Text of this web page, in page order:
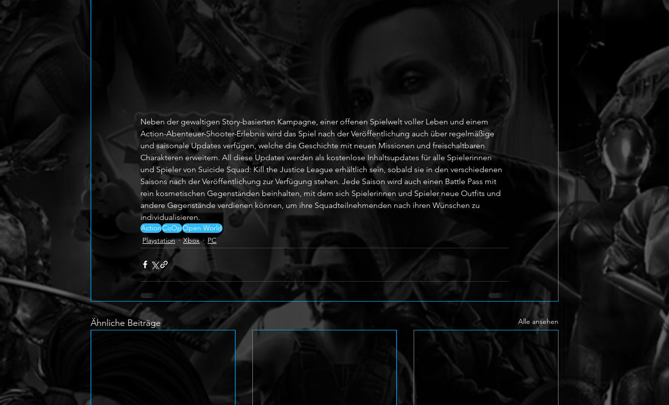
Neben der gewaltigen Story-basierten Kampagne, einer offenen Spielwelt voller Leben und einem
Action-Abenteuer-Shooter-Erlebnis wird das Spiel nach der Veröffentlichung auch über regelmäßige
und saisonale Updates verfügen, welche die Geschichte mit neuen Missionen und freischaltbaren
Charakteren erweitern. All diese Updates werden als kostenlose Inhaltsupdates für alle Spielerinnen
und Spieler von Suicide Squad: Kill the Justice League erhältlich sein, sobald sie in den verschiedenen
Saisons nach der Veröffentlichung zur Verfügung stehen. Jede Saison wird auch einen Battle Pass mit
rein kosmetischen Gegenständen beinhalten, mit dem sich Spielerinnen und Spieler neue Outfits und
andere Gegenstände verdienen können, um ihre Squadteilnehmenden nach ihren Wünschen zu
individualisieren.
ActionCoOpOpen World
Playstation
Xbox PC
Ähnliche Beiträge Alle ansehen